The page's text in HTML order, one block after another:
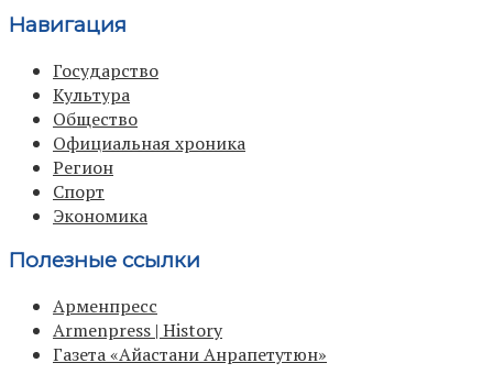
Навигация
Государство
Культура
Общество
Официальная хроника
Регион
Спорт
Экономика
Полезные ссылки
Арменпресс
Armenpress | History
Газета «Айастани Анрапетутюн»